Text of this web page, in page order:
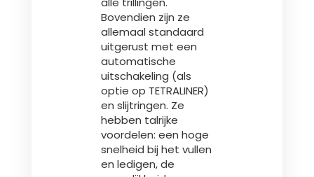
Bovendien zijn ze
allemaal standaard
uitgerust met een
automatische
uitschakeling (als
optie op TETRALINER)
en slijtringen. Ze
hebben talrijke
voordelen: een hoge
snelheid bij het vullen
en ledigen, de